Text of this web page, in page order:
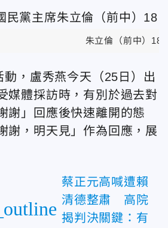
朱立倫（前中）18
動，盧秀燕今天（25日）出
媒體採訪時，有別於過去對
謝」回應後快速離開的態
謝，明天見」作為回應，展
蔡正元高喊遭賴
清德整肅 高院
揭判決關鍵：有